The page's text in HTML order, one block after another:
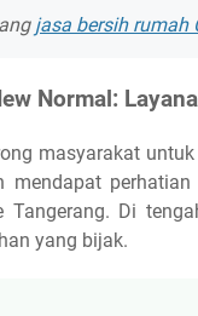
jasa bersih rumah
Normal:
masyarakat
Tangerang. Di
yang bijak.